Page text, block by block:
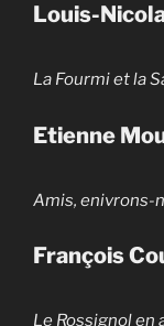
Louis-
La Fourmi et la
Etienne
Amis, enivrons-
François
Le Rossignol en